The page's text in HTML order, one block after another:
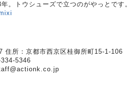
。トウシューズで立つのがやっとです。
住所：京都市西京区桂御所町15-1-106
5346